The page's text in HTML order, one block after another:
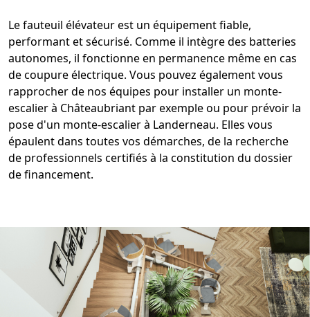
Lefauteuil élévateur est un équipement fiable,
performant et sécurisé. Comme il intègre des batteries
autonomes, il fonctionne en permanence même en cas
de coupure électrique. Vous pouvez également vous
rapprocher de nos équipes pour installer un monte-
escalier à Châteaubriant par exemple ou pour prévoir la
pose d'un monte-escalier à Landerneau. Elles vous
épaulent dans toutes vos démarches, de la recherche
de professionnels certifiés à la constitution du dossier
de financement.